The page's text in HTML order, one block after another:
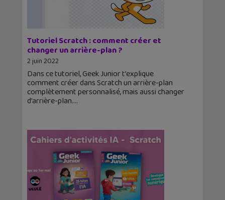
Tutoriel Scratch : comment créer et
changer un arrière-plan ?
2 juin 2022
Dans ce tutoriel, Geek Junior t’explique
comment créer dans Scratch un arrière-plan
complètement personnalisé, mais aussi changer
d’arrière-plan.